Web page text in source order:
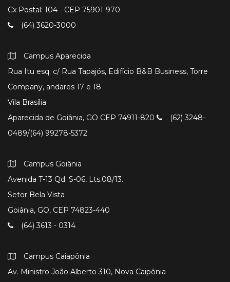
Cx Postal: 104 - CEP 75901-970
(64) 3620-3000
Campus Aparecida
Rua Itu esq. c/ Rua Tapajós, Edifício B&B Business, Torre
Company, andares 17 e 18
Vila Brasília
Aparecida de Goiânia, GO CEP 74911-820
(62) 3248-
0489/(64) 99278-5372
Campus Goiânia
Avenida T-13 Qd. S-06, Lts.08/13.
Setor Bela Vista
Goiânia, GO, CEP 74823-440
(64) 3613 - 0314
Campus Caiapônia
Av. Ministro João Alberto 310, Nova Caipônia